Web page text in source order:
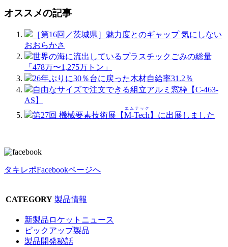
オススメの記事
［第16回／茨城県］魅力度とのギャップ 気にしない
おおらかさ
世界の海に流出しているプラスチックごみの総量
「478万〜1,275万トン」
26年ぶりに30％台に戻った木材自給率31.2％
自由なサイズで注文できる組立アルミ窓枠【C-463-
AS】
第27回 機械要素技術展【M-Tech
エムテック
】に出展しました
タキレポFacebookページへ
CATEGORY 製品情報
新製品ロケットニュース
ピックアップ製品
製品開発秘話